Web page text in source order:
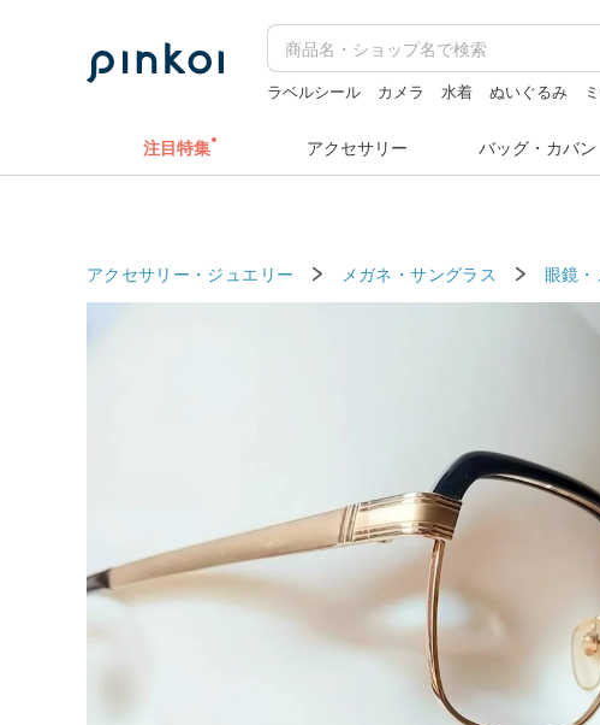
ラベルシール カメラ 水着 ぬいぐるみ
注目特集 アクセサリー バッグ・カバン
アクセサリー・ジュエリー メガネ・サングラス 眼鏡